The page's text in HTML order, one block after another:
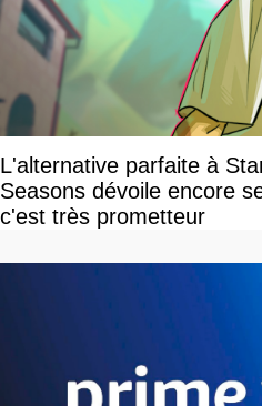
L'alternative parfaite à
Seasons dévoile encore
c'est très prometteur